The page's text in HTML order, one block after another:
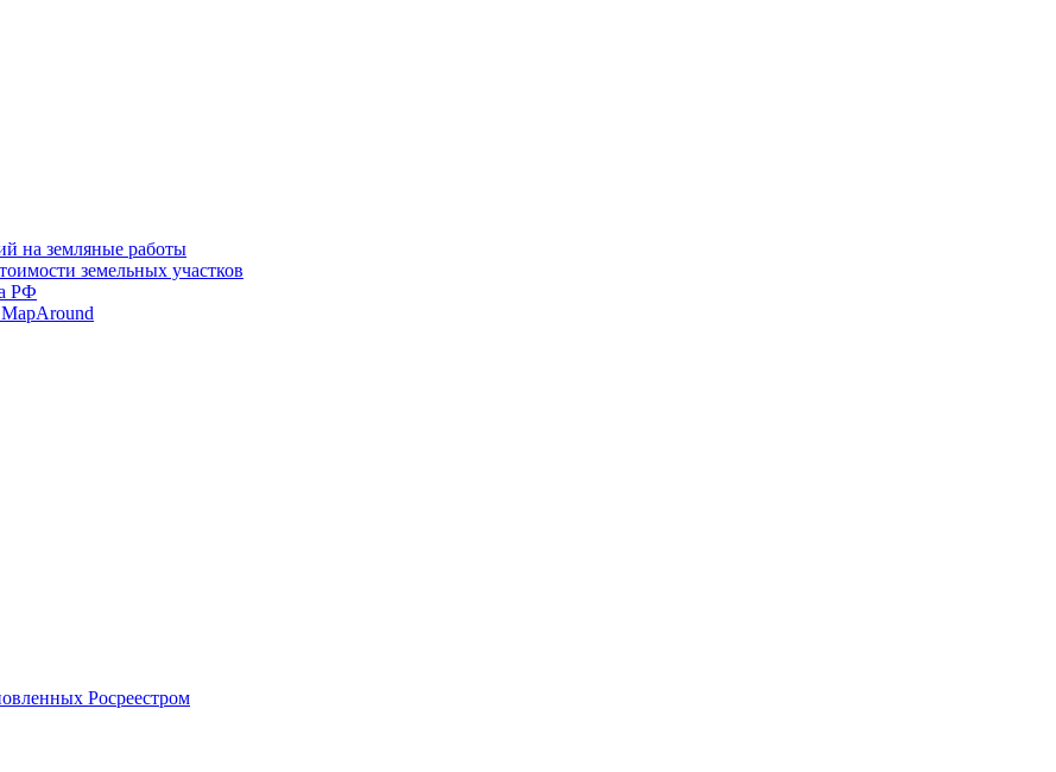
на земляные работы
земельных участков
РФ
Росреестром